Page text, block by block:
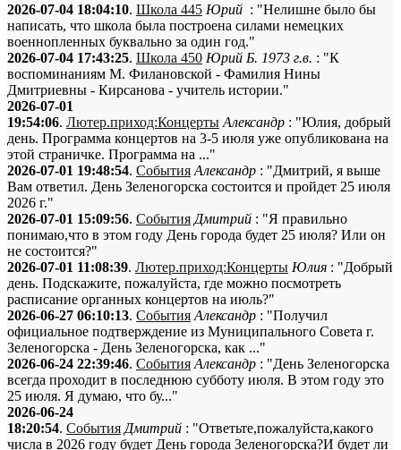
2026-07-04 18:04:10. Школа 445 Юрий : "Нелишне было бы
написать, что школа была построена силами немецких
военнопленных буквально за один год."
2026-07-04 17:43:25. Школа 450 Юрий Б. 1973 г.в. : "К
воспоминаниям М. Филановской - Фамилия Нины
Дмитриевны - Кирсанова - учитель истории."
2026-07-01
19:54:06. Лютер.приход:Концерты Александр : "Юлия, добрый
день. Программа концертов на 3-5 июля уже опубликована на
этой страничке. Программа на ..."
2026-07-01 19:48:54. События Александр : "Дмитрий, я выше
Вам ответил. День Зеленогорска состоится и пройдет 25 июля
2026 г."
2026-07-01 15:09:56. События Дмитрий : "Я правильно
понимаю,что в этом году День города будет 25 июля? Или он
не состоится?"
2026-07-01 11:08:39. Лютер.приход:Концерты Юлия : "Добрый
день. Подскажите, пожалуйста, где можно посмотреть
расписание органных концертов на июль?"
2026-06-27 06:10:13. События Александр : "Получил
официальное подтверждение из Муниципального Совета г.
Зеленогорска - День Зеленогорска, как ..."
2026-06-24 22:39:46. События Александр : "День Зеленогорска
всегда проходит в последнюю субботу июля. В этом году это
25 июля. Я думаю, что бу..."
2026-06-24
18:20:54. События Дмитрий : "Ответьте,пожалуйста,какого
числа в 2026 году будет День города Зеленогорска?И будет ли